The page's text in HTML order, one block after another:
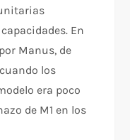
En
Manus, de
los
era poco
de M1 en los